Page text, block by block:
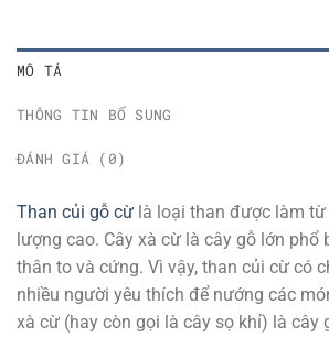
MÔ TẢ
THÔNG TIN BỔ SUNG
ĐÁNH GIÁ (0)
Than củi gỗ cừ là loại than được làm
lượng cao. Cây xà cừ là cây gỗ lớn phổ
thân to và cứng. Vì vậy, than củi cừ có
nhiều người yêu thích để nướng các
xà cừ (hay còn gọi là cây sọ khỉ) là cây